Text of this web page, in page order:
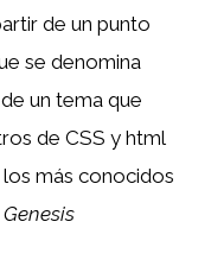
de un punto
se denomina
un tema que
de CSS y html
más conocidos
Genesis